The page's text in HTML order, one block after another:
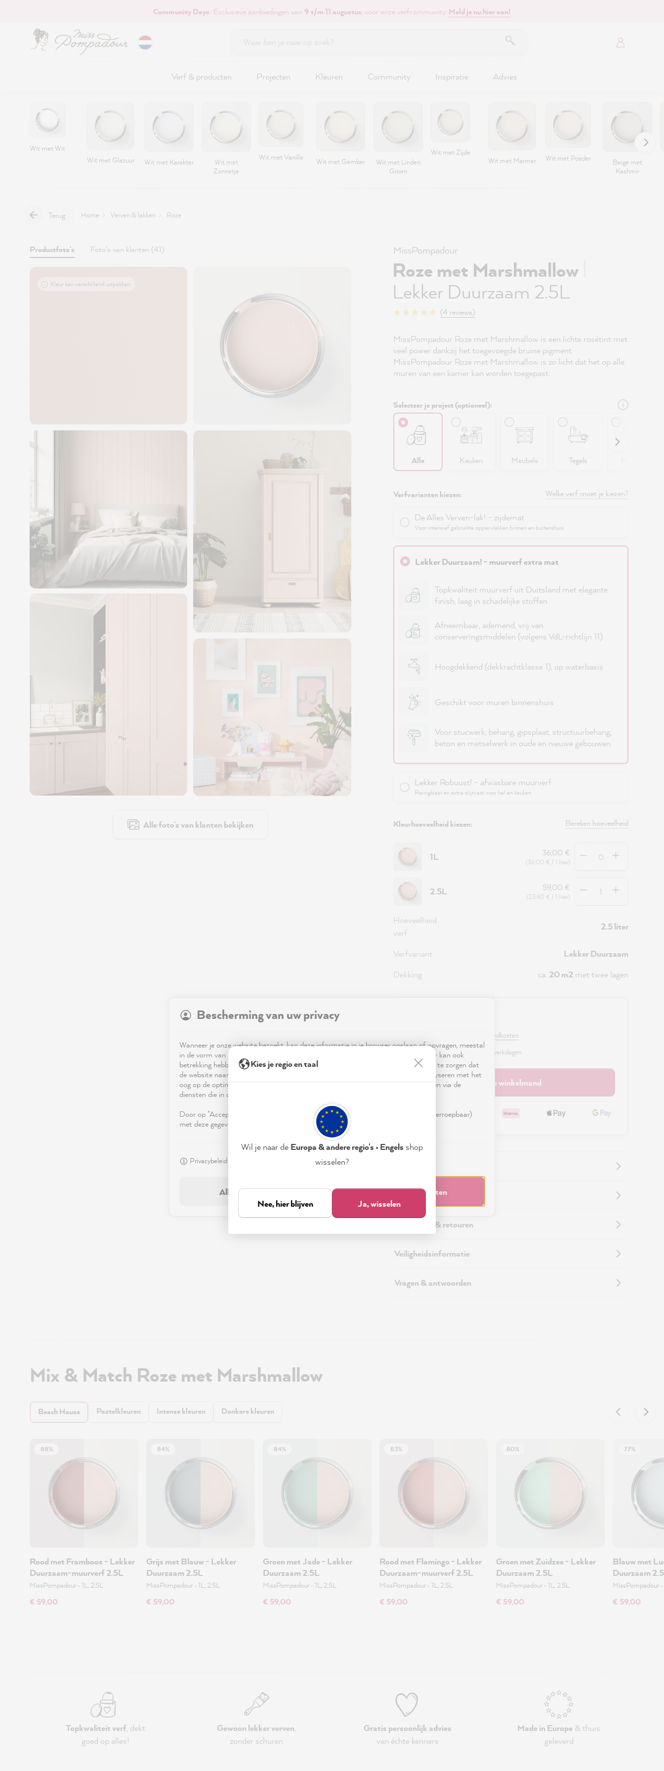
Community Days: Exclusieve aanbiedingen van 9 t/m 11 augustus, voor onze verfcommunity. Meld je nu hier aan!
Verf & producten Projecten Kleuren Community Inspiratie Advies
Wit met Wit
Wit met Glazuur
Wit met Karakter
Wit met
Zonnetje
Wit met Vanille Wit met Gember
Wit met Linden
Groen
Wit met Zijde
Wit met Marmer
Wit met Poeder
Beige met
Kashmir
Terug Home Verven & lakken Roze
Productfoto's Foto's van klanten (41)
Alle foto's van klanten bekijken
Kleur kan verschillend uitpakken
MissPompadour
Roze met Marshmallow
Lekker Duurzaam 2.5L
(4 reviews)
MissPompadour Roze met Marshmallow is een lichte rosétint met
veel power dankzij het toegevoegde bruine pigment.
MissPompadour Roze met Marshmallow is zo licht dat het op alle
muren van een kamer kan worden toegepast.
Selecteer je project (optioneel):
Alle Keuken Meubels Tegels
Verfvarianten kiezen: Welke verf moet je kiezen?
De Alles Verven-lak! - zijdemat
Voor intensief gebruikte oppervlakken binnen en buitenshuis
Lekker Duurzaam! - muurverf extra mat
Topkwaliteit muurverf uit Duitsland met elegante
finish, laag in schadelijke stoffen
Afneembaar, ademend, vrij van
conserveringsmiddelen (volgens VdL-richtlijn 11)
Hoogdekkend (dekkrachtklasse 1), op waterbasis
Geschikt voor muren binnenshuis
Voor stucwerk, behang, gipsplaat, structuurbehang,
beton en metselwerk in oude en nieuwe gebouwen
Lekker Robuust! - afwasbare muurverf
Reinigbaar en extra slijtvast voor hal en keuken
Kleurhoeveelheid kiezen: Bereken hoeveelheid
1L 36,00 €
(36,00 € / 1 liter)
2.5L 59,00 €
(23,60 € / 1 liter)
Hoeveelheid
verf
2.5 liter
Verfvariant
Lekker Duurzaam
Dekking
ca. 20 m2met twee lagen
Prijzen incl. BTW en excl. verzendkosten
Beschikbaar, levertijd: 2 - 3 werkdagen
In de winkelmand
Aanvullende informatie
Verzending & retouren
Veiligheidsinformatie
Vragen & antwoorden
Mix & Match Roze met Marshmallow
Beach House Pastelkleuren Intense kleuren Donkere kleuren
88%
Rood met Framboos - Lekker
Duurzaam-muurverf 2.5L
MissPompadour • 1L, 2.5L
€ 59,00
84%
Grijs met Blauw - Lekker
Duurzaam 2.5L
MissPompadour • 1L, 2.5L
€ 59,00
84%
Groen met Jade - Lekker
Duurzaam 2.5L
MissPompadour • 1L, 2.5L
€ 59,00
83%
Rood met Flamingo - Lekker
Duurzaam-muurverf 2.5L
MissPompadour • 1L, 2.5L
€ 59,00
80%
Groen met Zuidzee - Lekker
Duurzaam 2.5L
MissPompadour • 1L, 2.5L
€ 59,00
77%
Blauw met
Duurzaam
MissPompadour •
€ 59,00
Topkwaliteit verf, dekt
goed op alles!
Gewoon lekker verven,
zonder schuren
Gratis persoonlijk advies
van échte kenners
Made in Europe & thuis
geleverd
Bescherming van uw privacy
Wanneer je onze website bezoekt, kan deze informatie in je browser opslaan of opvragen, meestal
in de vorm van cookies. Deze informatie is niet alleen technisch noodzakelijk, maar kan ook
betrekking hebben op je, je instellingen of je apparaat en wordt gebruikt om ervoor te zorgen dat
de website naar verwachting functioneert en om je gebruik van de website te analyseren met het
oog op de optimalisering ervan, en om gepersonaliseerde advertenties aan te bieden via de
diensten die in de verklaring inzake gegevensbescherming worden genoemd.
Door op "Accepteren & sluiten" te klikken, ga je vrijwillig akkoord (op elk moment herroepbaar)
met deze gegevensverwerking.
Privacybeleid
Accepteren & sluiten
Alleen noodzakelijk
Kies je regio en taal
Wil je naar de Europa & andere regio's • Engels shop
wisselen?
Nee, hier blijven Ja, wisselen